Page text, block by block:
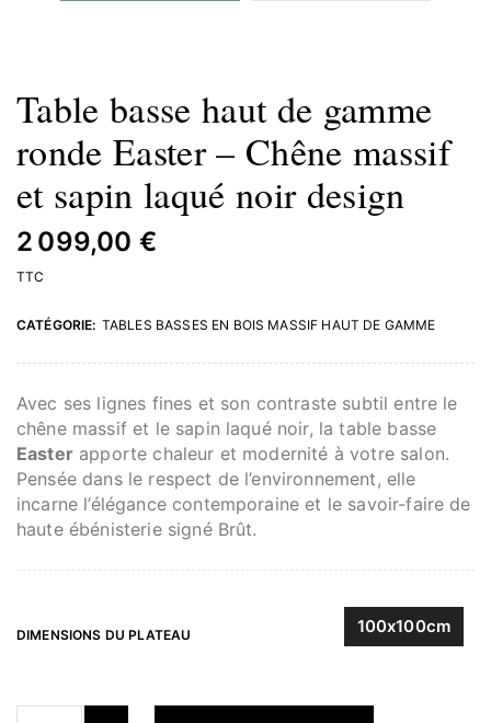
Table basse haut de gamme
ronde Easter – Chêne massif
et sapin laqué noir design
2 099,00 €
TTC
CATÉGORIE: TABLES BASSES EN BOIS MASSIF HAUT DE GAMME
Avec ses lignes fines et son contraste subtil entre le
chêne massif et le sapin laqué noir, la table basse
Easterapporte chaleur et modernité à votre salon.
Pensée dans le respect de l’environnement, elle
incarne l’élégance contemporaine et le savoir-faire de
haute ébénisterie signé Brût.
DIMENSIONS DU PLATEAU 100x100cm